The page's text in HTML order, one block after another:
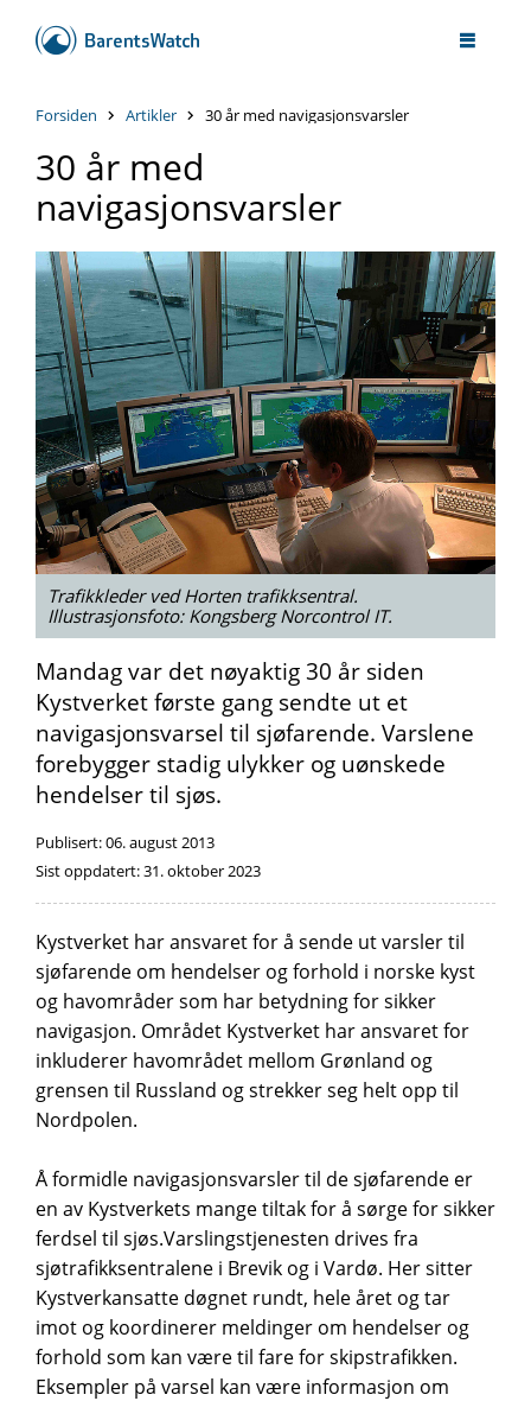
Forsiden Artikler 30 år med navigasjonsvarsler
30 år med
navigasjonsvarsler
Trafikkleder ved Horten trafikksentral.
Illustrasjonsfoto: Kongsberg Norcontrol IT.
Mandag var det nøyaktig 30 år siden
Kystverket første gang sendte ut et
navigasjonsvarsel til sjøfarende. Varslene
forebygger stadig ulykker og uønskede
hendelser til sjøs.
Publisert:06. august 2013
Sist oppdatert:31. oktober 2023
Kystverket har ansvaret for å sende ut varsler til
sjøfarende om hendelser og forhold i norske kyst
og havområder som har betydning for sikker
navigasjon. Området Kystverket har ansvaret for
inkluderer havområdet mellom Grønland og
grensen til Russland og strekker seg helt opp til
Nordpolen.
Å formidle navigasjonsvarsler til de sjøfarende er
en av Kystverkets mange tiltak for å sørge for sikker
ferdsel til sjøs.Varslingstjenesten drives fra
sjøtrafikksentralene i Brevik og i Vardø. Her sitter
Kystverkansatte døgnet rundt, hele året og tar
imot og koordinerer meldinger om hendelser og
forhold som kan være til fare for skipstrafikken.
Eksempler på varsel kan være informasjon om